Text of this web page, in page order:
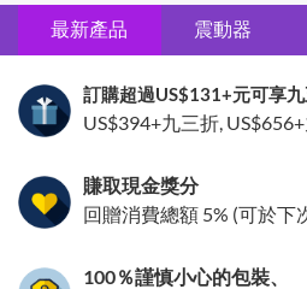
最新產品 震動器
訂購超過US$131+元可享
US$394+九三折, US$656
賺取現金獎分
回贈消費總額 5% (可於下
100％謹慎小心的包裝、